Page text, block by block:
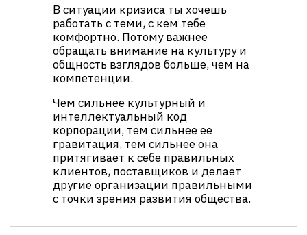
В ситуации кризиса ты хочешь
работать с теми, с кем тебе
комфортно. Потому важнее
обращать внимание на культуру и
общность взглядов больше, чем на
компетенции.
Чем сильнее культурный и
интеллектуальный код
корпорации, тем сильнее ее
гравитация, тем сильнее она
притягивает к себе правильных
клиентов, поставщиков и делает
другие организации правильными
с точки зрения развития общества.